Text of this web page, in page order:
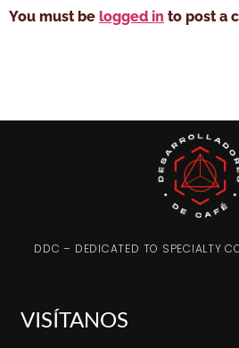
You must be logged in to post a
DDC – DEDICATED TO SPECIALTY
VISÍTANOS